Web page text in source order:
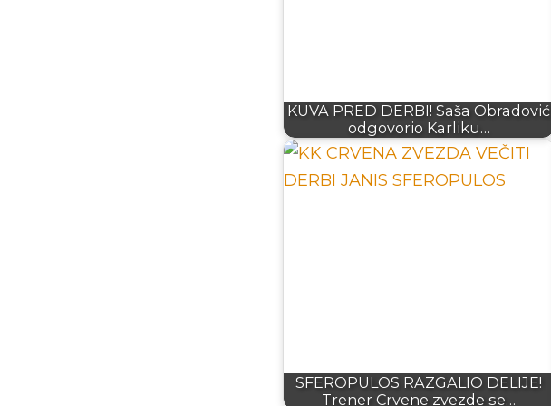
KUVA PRED DERBI! Saša Obradović
odgovorio Karliku…
SFEROPULOS RAZGALIO DELIJE!
Trener Crvene zvezde se…